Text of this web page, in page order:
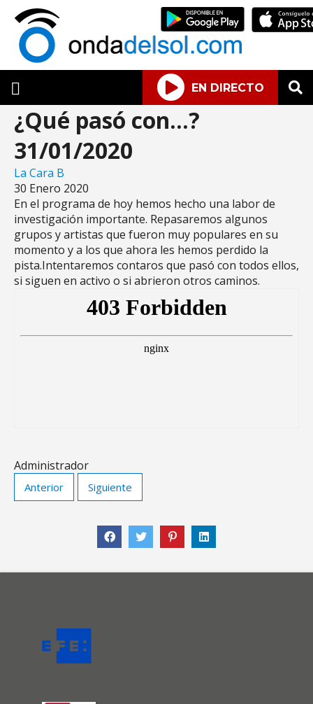
EN DIRECTO
¿Qué pasó con...?
31/01/2020
La Cara B
30 Enero 2020
En el programa de hoy hemos hecho una labor de
investigación importante. Repasaremos algunos
grupos y artistas que fueron muy populares en su
momento y a los que ahora les hemos perdido la
pista.Intentaremos contaros que pasó con todos ellos,
si siguen en activo o si abrieron otros caminos.
Administrador
Anterior Siguiente